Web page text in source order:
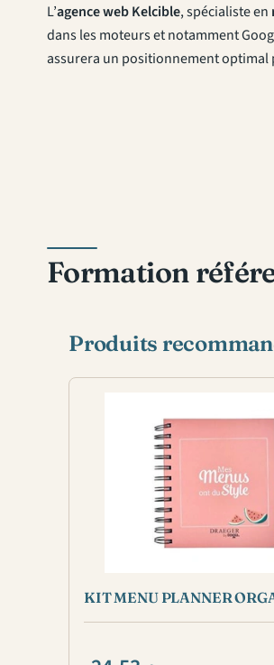
L’agence web Kelcible, spécialiste en
dans les moteurs et notamment
assurera un positionnement optimal
Formation
Produits
KIT MENU PLANNER